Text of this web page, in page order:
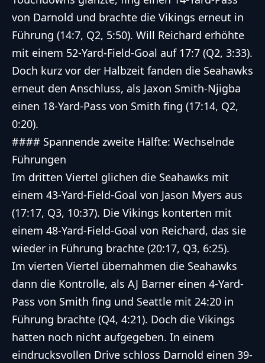
von Darnold und brachte die Vikings erneut in
Führung (14:7, Q2, 5:50). Will Reichard erhöhte
mit einem 52-Yard-Field-Goal auf 17:7 (Q2, 3:33).
Doch kurz vor der Halbzeit fanden die Seahawks
erneut den Anschluss, als Jaxon Smith-Njigba
einen 18-Yard-Pass von Smith fing (17:14, Q2,
0:20).
#### Spannende zweite Hälfte: Wechselnde
Führungen
Im dritten Viertel glichen die Seahawks mit
einem 43-Yard-Field-Goal von Jason Myers aus
(17:17, Q3, 10:37). Die Vikings konterten mit
einem 48-Yard-Field-Goal von Reichard, das sie
wieder in Führung brachte (20:17, Q3, 6:25).
Im vierten Viertel übernahmen die Seahawks
dann die Kontrolle, als AJ Barner einen 4-Yard-
Pass von Smith fing und Seattle mit 24:20 in
Führung brachte (Q4, 4:21). Doch die Vikings
hatten noch nicht aufgegeben. In einem
eindrucksvollen Drive schloss Darnold einen 39-